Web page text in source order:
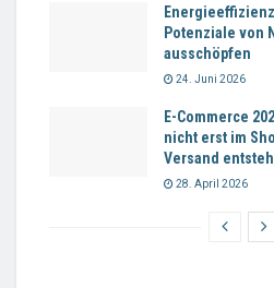
Potenziale von
ausschöpfen
24. Juni 2026
E-Commerce
nicht erst im
Versand
28. April 2026